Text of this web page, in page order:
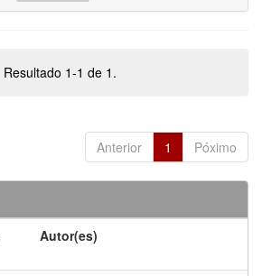
Resultado 1-1 de 1.
Anterior 1 Póximo
Autor(es)